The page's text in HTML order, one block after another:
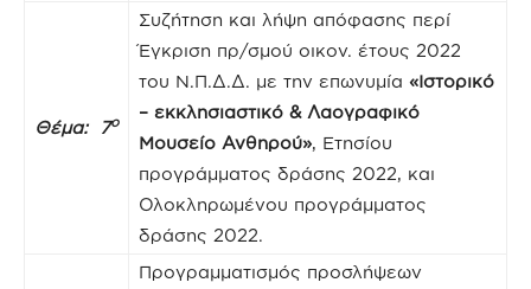
Θέμα: 7ο
Συζήτηση και λήψη απόφασης περί
Έγκριση πρ/σμού οικον. έτους 2022
του Ν.Π.Δ.Δ. με την επωνυμία «Ιστορικό
– εκκλησιαστικό & Λαογραφικό
Μουσείο Ανθηρού», Ετησίου
προγράμματος δράσης 2022, και
Ολοκληρωμένου προγράμματος
δράσης 2022.
Προγραμματισμός προσλήψεων